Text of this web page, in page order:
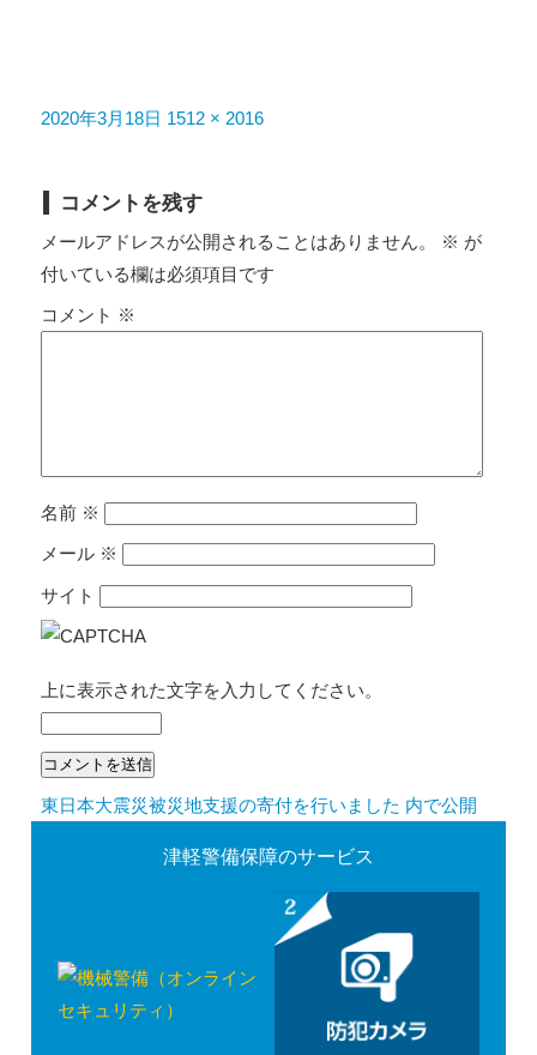
投
2020年3月18日 フ
イ
ズ
1512 × 2016
コメントを残す
メールアドレスが公開されることはありません。 ※ が
付いている欄は必須項目です
コメント ※
名前 ※
メール ※
サイト
上に表示された文字を入力してください。
投
ゲ
ー
東日本大震災被災地支援の寄付を行いました 内で公開
津軽警備保障のサービス